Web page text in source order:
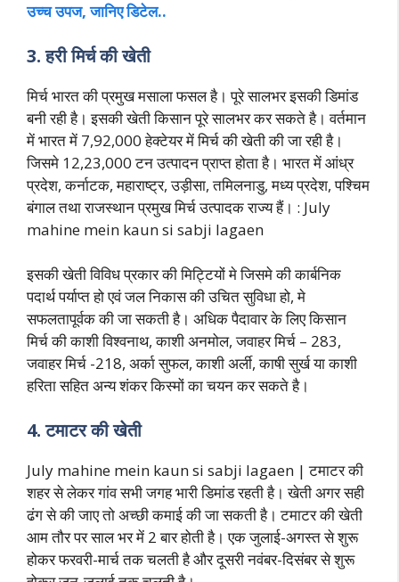
उच्च उपज, जानिए डिटेल..
3. हरी मिर्च की खेती
मिर्च भारत की प्रमुख मसाला फसल है। पूरे सालभर इसकी डिमांड
बनी रही है। इसकी खेती किसान पूरे सालभर कर सकते है। वर्तमान
में भारत में 7,92,000 हेक्टेयर में मिर्च की खेती की जा रही है।
जिसमे 12,23,000 टन उत्पादन प्राप्त होता है। भारत में आंध्र
प्रदेश, कर्नाटक, महाराष्ट्र, उड़ीसा, तमिलनाडु, मध्य प्रदेश, पश्चिम
बंगाल तथा राजस्थान प्रमुख मिर्च उत्पादक राज्य हैं। : July
mahine mein kaun si sabji lagaen
इसकी खेती विविध प्रकार की मिट्टियों मे जिसमे की कार्बनिक
पदार्थ पर्याप्त हो एवं जल निकास की उचित सुविधा हो, मे
सफलतापूर्वक की जा सकती है। अधिक पैदावार के लिए किसान
मिर्च की काशी विश्वनाथ, काशी अनमोल, जवाहर मिर्च – 283,
जवाहर मिर्च -218, अर्का सुफल, काशी अर्ली, काषी सुर्ख या काशी
हरिता सहित अन्य शंकर किस्मों का चयन कर सकते है।
4. टमाटर की खेती
July mahine mein kaun si sabji lagaen | टमाटर की
शहर से लेकर गांव सभी जगह भारी डिमांड रहती है। खेती अगर सही
ढंग से की जाए तो अच्छी कमाई की जा सकती है। टमाटर की खेती
आम तौर पर साल भर में 2 बार होती है। एक जुलाई-अगस्त से शुरू
होकर फरवरी-मार्च तक चलती है और दूसरी नवंबर-दिसंबर से शुरू